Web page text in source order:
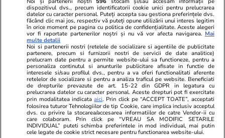
beneficii și contraindicații
Știri România 02 aug.
La 36°C au înaintat doar 300 de
metri într-o oră. Revoltă la
Vama Sculeni și apel către Ilie
Bolojan
dispozitivul dvs., precum identificatorii cookie unici pentru prelucrarea
datelor cu caracter personal. Puteți accepta sau gestiona preferințele dvs.
făcând clic mai jos, respectiv vă puteți opune utilizării unui interes legitim
în orice moment pe pagina cu politica de confidențialitate. Aceste alegeri
vor fi raportate partenerilor noștri și nu vă vor afecta navigarea. Mai
multe detalii
Noi si partenerii nostri (retelele de socializare si agentiile de publicitate
partenere, precum si furnizorii nostri de servicii de date analitice)
prelucram date pentru a permite website-ului sa functioneze, pentru a
personaliza continutul si anunturile publicitare afisate in functie de
interesele si/sau profilul dvs., pentru a va oferi functionalitati aferente
retelelor de socializare si pentru a analiza traficul pe website. Beneficiati
de drepturile prevazute de art. 15-22 din GDPR in legatura cu
prelucrarea datelor cu caracter personal. Aceste drepturi pot fi exercitate
prin modalitatea indicataaici. Prin click pe “ACCEPT TOATE”, acceptati
folosirea tuturor Tehnologiilor de tip Cookie, care implica inclusiv acceptul
dvs. cu privire la stocarea/accesarea informatiilor de catre Vendor-ii cu
care colaboram. Prin click pe “VREAU SA MODIFIC SETARILE
INDIVIDUAL” puteti schimba preferintele in mod individual, mai putin
cele legate de cookie strict necesare pentru functionarea website-ului.